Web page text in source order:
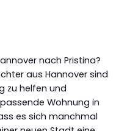
nach Pristina?
aus Hannover sind
zu helfen und
Wohnung in
es sich manchmal